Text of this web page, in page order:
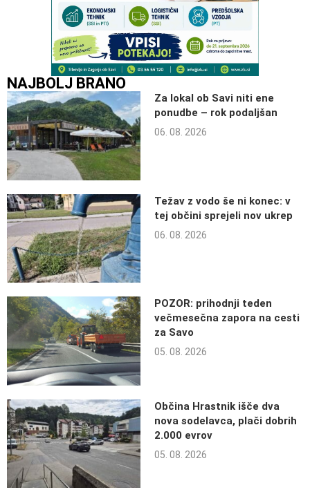
NAJBOLJ BRANO
Za lokal ob Savi niti ene
ponudbe – rok podaljšan
06. 08. 2026
Težav z vodo še ni konec: v
tej občini sprejeli nov ukrep
06. 08. 2026
POZOR: prihodnji teden
večmesečna zapora na cesti
za Savo
05. 08. 2026
Občina Hrastnik išče dva
nova sodelavca, plači dobrih
2.000 evrov
05. 08. 2026